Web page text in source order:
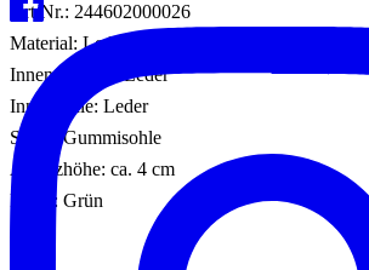
Art.Nr.: 244602000026
Material: Leder/Textil/Sonstiges Material
Innenmaterial: Leder
Innensohle: Leder
Sohle: Gummisohle
Absatzhöhe: ca. 4 cm
Farbe: Grün